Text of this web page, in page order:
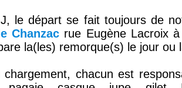
le départ se fait toujours de
Chanzac rue Eugène Lacroix
la(les) remorque(s) le jour ou
chargement, chacun est